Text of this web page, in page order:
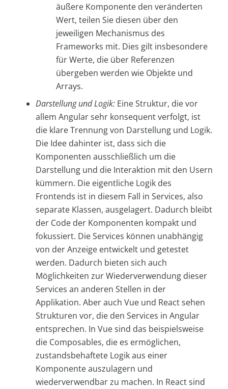
äußere Komponente den veränderten
Wert, teilen Sie diesen über den
jeweiligen Mechanismus des
Frameworks mit. Dies gilt insbesondere
für Werte, die über Referenzen
übergeben werden wie Objekte und
Arrays.
Darstellung und Logik: Eine Struktur, die vor
allem Angular sehr konsequent verfolgt, ist
die klare Trennung von Darstellung und Logik.
Die Idee dahinter ist, dass sich die
Komponenten ausschließlich um die
Darstellung und die Interaktion mit den Usern
kümmern. Die eigentliche Logik des
Frontends ist in diesem Fall in Services, also
separate Klassen, ausgelagert. Dadurch bleibt
der Code der Komponenten kompakt und
fokussiert. Die Services können unabhängig
von der Anzeige entwickelt und getestet
werden. Dadurch bieten sich auch
Möglichkeiten zur Wiederverwendung dieser
Services an anderen Stellen in der
Applikation. Aber auch Vue und React sehen
Strukturen vor, die den Services in Angular
entsprechen. In Vue sind das beispielsweise
die Composables, die es ermöglichen,
zustandsbehaftete Logik aus einer
Komponente auszulagern und
wiederverwendbar zu machen. In React sind